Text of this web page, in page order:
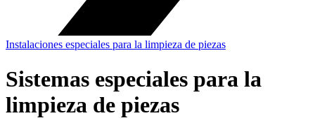
Instalaciones especiales para la limpieza de piezas
Sistemas especiales para la
limpieza de piezas